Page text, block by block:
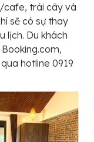
trái cây và
sẽ có sự thay
lịch. Du khách
hotline 0919